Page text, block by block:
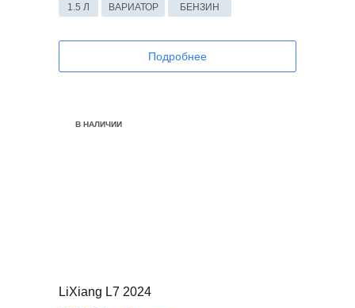
LiXiang L7 2024
В НАЛИЧИИ
Подробнее
1.5 Л ВАРИАТОР БЕНЗИН